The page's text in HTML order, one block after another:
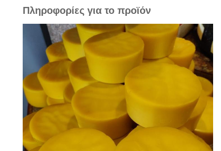
χτένας
0.035CBM
08-100
100%
καθαρό
μπλοκ από
μέλισσα
1, 100% ΠΑΡΟΣ
ΚΑΛΟΣ ΚΟΣΜΟΣ
ΑΠΟ ΜΕΛΙΚΟ 2,
Συσκευή: 25 κιλά ανά
Πληροφορίες για το προϊόν